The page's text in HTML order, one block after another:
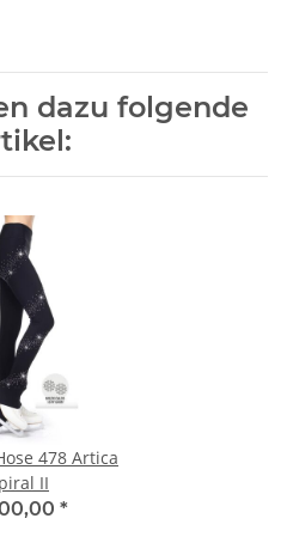
dazu folgende
478 Artica
II
*